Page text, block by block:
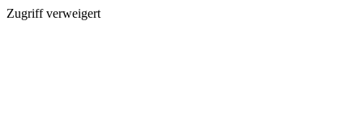
Zugriff verweigert